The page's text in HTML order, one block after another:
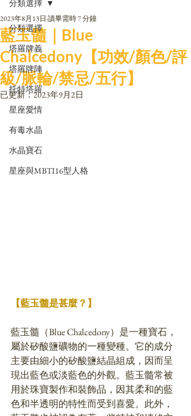
分類選擇
塔羅牌義
塔羅牌陣
托特塔羅
星座愛情
有毒水晶
水晶寶石
星座與MBTI16型人格
分類選擇
藍玉髓｜Blue
Chalcedony【功效/顏色/評
級/脈輪/禁忌/五行】
2023年8月13日 讀畢需時 7 分鐘
已更新：2023年9月2日
【藍玉髓是甚麼？】
藍玉髓（Blue Chalcedony）是一種寶石，
屬於矽酸鹽礦物的一種變種。它的成分
主要由細小的矽酸鹽結晶組成，因而呈
現出藍色或淡藍色的外觀。藍玉髓常被
用於珠寶製作和裝飾品，因其柔和的藍
色和半透明的特性而受到喜愛。此外，